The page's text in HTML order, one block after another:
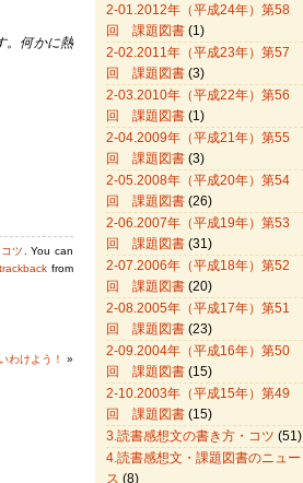
。何かに熱
ツ
. You can
trackback from
わけよう！
»
2-01.2012年（平成24年）第58
回 課題図書 (1)
2-02.2011年（平成23年）第57
回 課題図書 (3)
2-03.2010年（平成22年）第56
回 課題図書 (1)
2-04.2009年（平成21年）第55
回 課題図書 (3)
2-05.2008年（平成20年）第54
回 課題図書 (26)
2-06.2007年（平成19年）第53
回 課題図書 (31)
2-07.2006年（平成18年）第52
回 課題図書 (20)
2-08.2005年（平成17年）第51
回 課題図書 (23)
2-09.2004年（平成16年）第50
回 課題図書 (15)
2-10.2003年（平成15年）第49
回 課題図書 (15)
3.読書感想文の書き方・コツ (51)
4.読書感想文・課題図書のニュー
ス (8)